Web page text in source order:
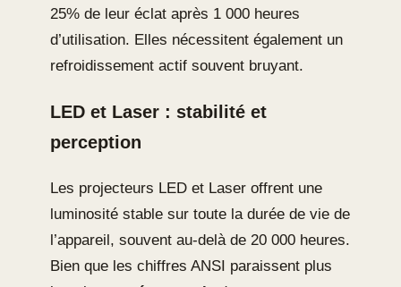
25% de leur éclat après 1 000 heures
d’utilisation. Elles nécessitent également un
refroidissement actif souvent bruyant.
LED et Laser : stabilité et
perception
Les projecteurs LED et Laser offrent une
luminosité stable sur toute la durée de vie de
l’appareil, souvent au-delà de 20 000 heures.
Bien que les chiffres ANSI paraissent plus